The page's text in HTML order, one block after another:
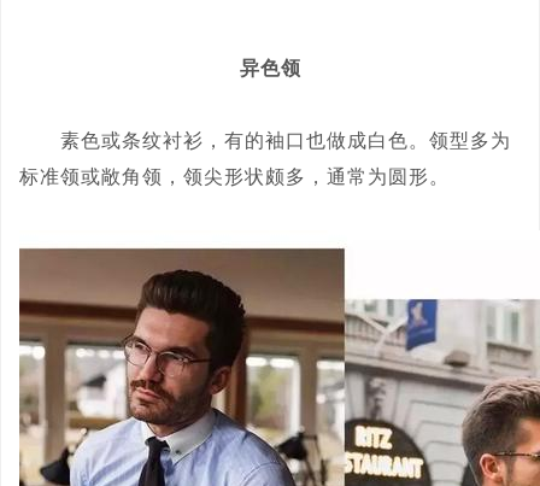
异色领
素色或条纹衬衫，有的袖口也做成白色。领型多为
标准领或敞角领，领尖形状颇多，通常为圆形。